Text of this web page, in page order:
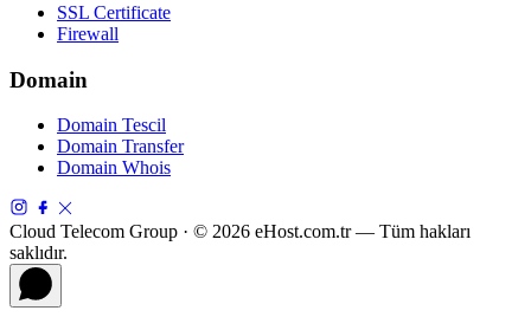
SSL Certificate
Firewall
Domain
Domain Tescil
Domain Transfer
Domain Whois
Cloud Telecom Group · © 2026 eHost.com.tr — Tüm hakları
saklıdır.